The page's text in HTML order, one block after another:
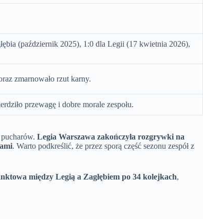
(październik 2025), 1:0 dla Legii (17 kwietnia 2026),
zmarnowało rzut karny.
przewagę i dobre morale zespołu.
Legia Warszawa zakończyła rozgrywki na
. Warto podkreślić, że przez sporą część sezonu zespół z
między Legią a Zagłębiem po 34 kolejkach,